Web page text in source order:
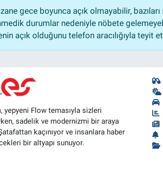
gece boyunca açık olmayabilir,
durumlar nedeniyle nöbete
açık olduğunu telefon aracılığıyla teyit
yepyeni Flow temasıyla sizleri
sadelik ve modernizmi bir araya
kaçınıyor ve insanlara haber
bir altyapı sunuyor.